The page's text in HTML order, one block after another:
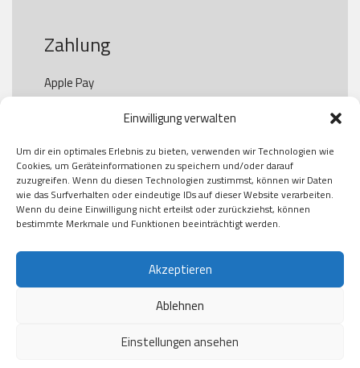
Einwilligung verwalten
Um dir ein optimales Erlebnis zu bieten, verwenden wir Technologien wie
Cookies, um Geräteinformationen zu speichern und/oder darauf
zuzugreifen. Wenn du diesen Technologien zustimmst, können wir Daten
wie das Surfverhalten oder eindeutige IDs auf dieser Website verarbeiten.
Wenn du deine Einwilligung nicht erteilst oder zurückziehst, können
bestimmte Merkmale und Funktionen beeinträchtigt werden.
Akzeptieren
Ablehnen
Einstellungen ansehen
Zahlung
Apple Pay
Paypal
Kauf auf Rechung
Klarna
American Express